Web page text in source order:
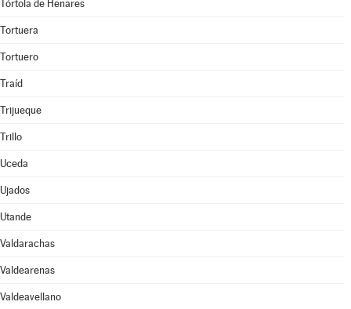
Tórtola de Henares
Tortuera
Tortuero
Traíd
Trijueque
Trillo
Uceda
Ujados
Utande
Valdarachas
Valdearenas
Valdeavellano